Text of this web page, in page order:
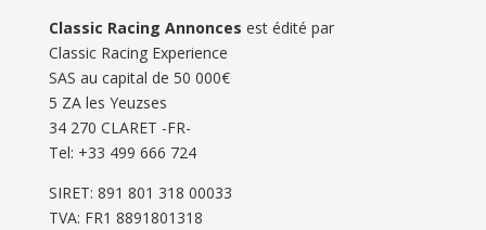
Classic Racing Annonces est édité par
Classic Racing Experience
SAS au capital de 50 000€
5 ZA les Yeuzses
34 270 CLARET -FR-
Tel: ‭+33 499 666 724‬
SIRET: 891 801 318 00033
TVA: FR1 8891801318